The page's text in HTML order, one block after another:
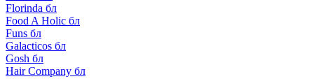
Florinda бл
Food A Holic бл
Funs бл
Galacticos бл
Gosh бл
Hair Company бл